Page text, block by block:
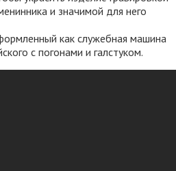
и значимой для него
как служебная машина
с погонами и галстуком.